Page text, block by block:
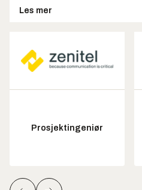
Les mer
Prosjektingeniør